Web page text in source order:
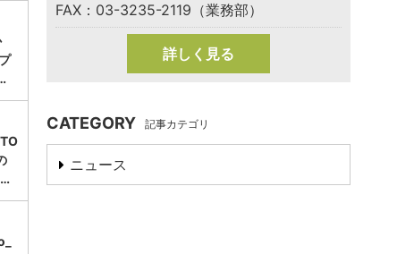
…
FAX：03-3235-2119（業務部）
詳しく見る
CATEGORY 記事カテゴリ
ニュース